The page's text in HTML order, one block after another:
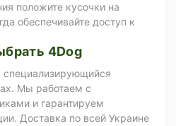
положите кусочки на
обеспечивайте доступ к
4Dog
Мы работаем с
и гарантируем
Доставка по всей Украине